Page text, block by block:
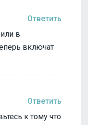
Ответить
в
включат
Ответить
к тому что